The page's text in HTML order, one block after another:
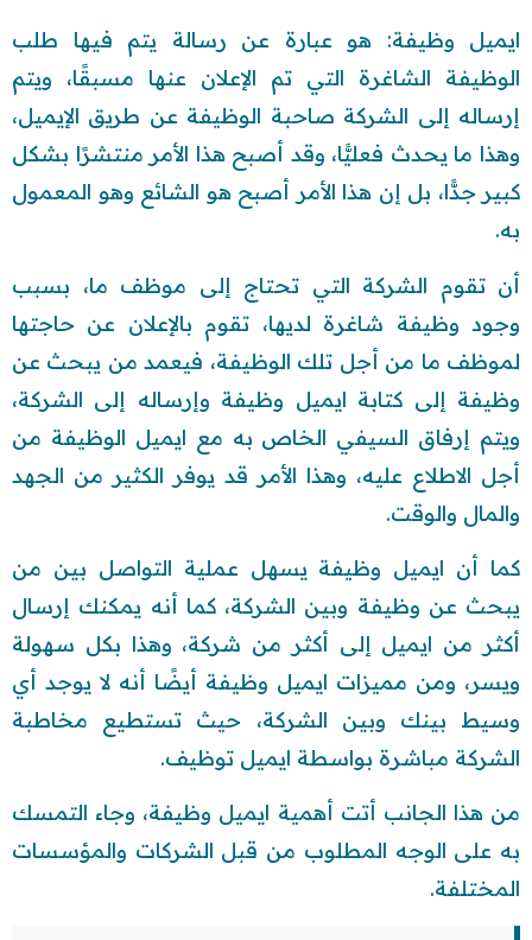
ايميل وظيفة: هو عبارة عن رسالة يتم فيها طلب
الوظيفة الشاغرة التي تم الإعلان عنها مسبقًا، ويتم
إرساله إلى الشركة صاحبة الوظيفة عن طريق الإيميل،
وهذا ما يحدث فعليًّا، وقد أصبح هذا الأمر منتشرًا بشكل
كبير جدًّا، بل إن هذا الأمر أصبح هو الشائع وهو المعمول
به.
أن تقوم الشركة التي تحتاج إلى موظف ما، بسبب
وجود وظيفة شاغرة لديها، تقوم بالإعلان عن حاجتها
لموظف ما من أجل تلك الوظيفة، فيعمد من يبحث عن
وظيفة إلى كتابة ايميل وظيفة وإرساله إلى الشركة،
ويتم إرفاق السيفي الخاص به مع ايميل الوظيفة من
أجل الاطلاع عليه، وهذا الأمر قد يوفر الكثير من الجهد
والمال والوقت.
كما أن ايميل وظيفة يسهل عملية التواصل بين من
يبحث عن وظيفة وبين الشركة، كما أنه يمكنك إرسال
أكثر من ايميل إلى أكثر من شركة، وهذا بكل سهولة
ويسر، ومن مميزات ايميل وظيفة أيضًا أنه لا يوجد أي
وسيط بينك وبين الشركة، حيث تستطيع مخاطبة
الشركة مباشرة بواسطة ايميل توظيف.
من هذا الجانب أتت أهمية ايميل وظيفة، وجاء التمسك
به على الوجه المطلوب من قبل الشركات والمؤسسات
المختلفة.